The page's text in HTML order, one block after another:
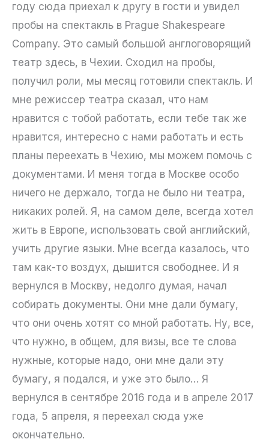
году сюда приехал к другу в гости и увидел
пробы на спектакль в Prague Shakespeare
Company. Это самый большой англоговорящий
театр здесь, в Чехии. Сходил на пробы,
получил роли, мы месяц готовили спектакль. И
мне режиссер театра сказал, что нам
нравится с тобой работать, если тебе так же
нравится, интересно с нами работать и есть
планы переехать в Чехию, мы можем помочь с
документами. И меня тогда в Москве особо
ничего не держало, тогда не было ни театра,
никаких ролей. Я, на самом деле, всегда хотел
жить в Европе, использовать свой английский,
учить другие языки. Мне всегда казалось, что
там как-то воздух, дышится свободнее. И я
вернулся в Москву, недолго думая, начал
собирать документы. Они мне дали бумагу,
что они очень хотят со мной работать. Ну, все,
что нужно, в общем, для визы, все те слова
нужные, которые надо, они мне дали эту
бумагу, я подался, и уже это было… Я
вернулся в сентябре 2016 года и в апреле 2017
года, 5 апреля, я переехал сюда уже
окончательно.